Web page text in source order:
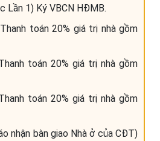
Lần 1) Ký VBCN HĐMB.
toán 20% giá trị nhà gồm
toán 20% giá trị nhà gồm
toán 20% giá trị nhà gồm
nhận bàn giao Nhà ở của CĐT)